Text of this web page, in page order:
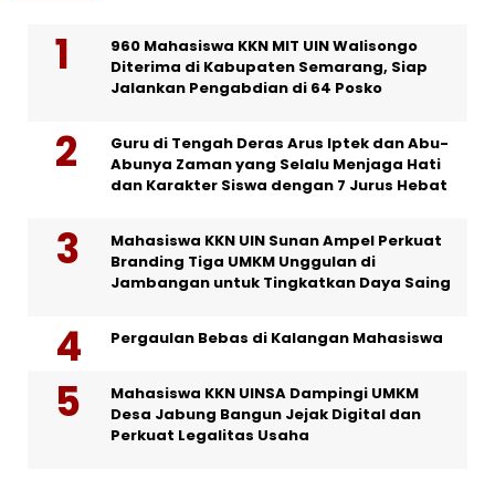
960 Mahasiswa KKN MIT UIN Walisongo
Diterima di Kabupaten Semarang, Siap
Jalankan Pengabdian di 64 Posko
Guru di Tengah Deras Arus Iptek dan Abu-
Abunya Zaman yang Selalu Menjaga Hati
dan Karakter Siswa dengan 7 Jurus Hebat
Mahasiswa KKN UIN Sunan Ampel Perkuat
Branding Tiga UMKM Unggulan di
Jambangan untuk Tingkatkan Daya Saing
Pergaulan Bebas di Kalangan Mahasiswa
Mahasiswa KKN UINSA Dampingi UMKM
Desa Jabung Bangun Jejak Digital dan
Perkuat Legalitas Usaha